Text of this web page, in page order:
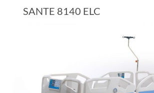
SANTE 8140 ELC